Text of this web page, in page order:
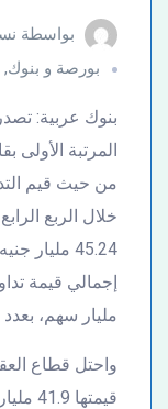
بواسطة
بورصة و بنوك,
بنوك عربية:
المرتبة الأولى
من حيث قيم
مليار سهم، بعدد عمليات بلغ
واحتل قطاع